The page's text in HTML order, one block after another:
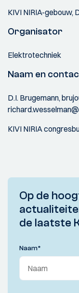
KIVI NIRIA-gebouw,
Organisator
Elektrotechniek
Naam en
D.I. Brugemann,
KIVI NIRIA
Op de
de laatste
Naam*